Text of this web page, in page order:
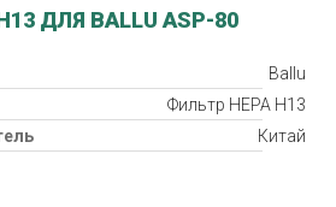
ДЛЯ BALLU ASP-80
Ballu
Фильтр HEPA H13
Китай